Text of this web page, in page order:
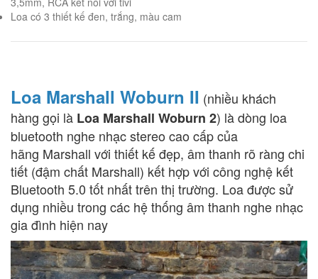
Loa có 3 thiết kế đen, trắng, màu cam
Loa Marshall Woburn II (nhiều khách
hàng gọi là Loa Marshall Woburn 2) là dòng loa
bluetooth nghe nhạc stereo cao cấp của
hãng Marshall với thiết kế đẹp, âm thanh rõ ràng chi
tiết (đậm chất Marshall) kết hợp với công nghệ kết
Bluetooth 5.0 tốt nhất trên thị trường. Loa được sử
dụng nhiều trong các hệ thống âm thanh nghe nhạc
gia đình hiện nay